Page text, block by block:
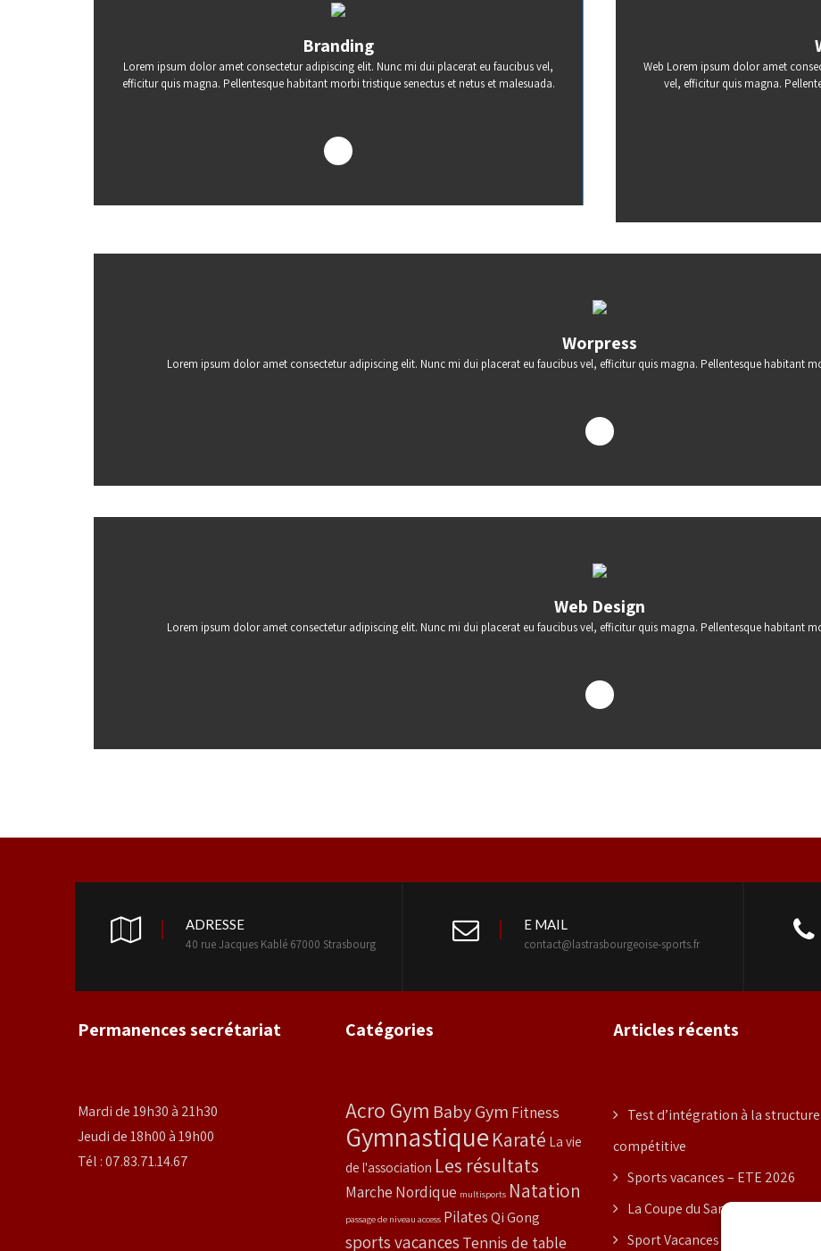
Branding
Lorem ipsum dolor amet consectetur adipiscing elit. Nunc mi dui placerat eu faucibus vel,
efficitur quis magna. Pellentesque habitant morbi tristique senectus et netus et malesuada.
Web Lorem ipsum dolor amet
vel, efficitur quis magna.
Worpress
Lorem ipsum dolor amet consectetur adipiscing elit. Nunc mi dui placerat eu faucibus vel, efficitur quis magna. Pellentesque habitant
Web Design
Lorem ipsum dolor amet consectetur adipiscing elit. Nunc mi dui placerat eu faucibus vel, efficitur quis magna. Pellentesque habitant
ADRESSE
40 rue Jacques Kablé 67000 Strasbourg
E MAIL
contact@lastrasbourgeoise-sports.fr
Permanences secrétariat
Mardi de 19h30 à 21h30
Jeudi de 18h00 à 19h00
Tél : 07.83.71.14.67
Catégories
Acro Gym Baby Gym Fitness
GymnastiqueKaraté La vie
de l'association Les résultats
Marche Nordique multisports Natation
passage de niveau access PilatesQi Gong
sports vacances Tennis de table
Articles récents
Test d’intégration à la structure
compétitive
Sports vacances – ETE 2026
La Coupe du Samourai
Sport Vacances – PRINTEMPS